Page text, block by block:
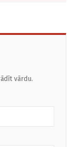
vārdu.